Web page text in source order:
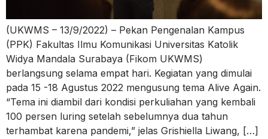
(UKWMS – 13/9/2022) – Pekan Pengenalan Kampus
(PPK) Fakultas Ilmu Komunikasi Universitas Katolik
Widya Mandala Surabaya (Fikom UKWMS)
berlangsung selama empat hari. Kegiatan yang dimulai
pada 15 -18 Agustus 2022 mengusung tema Alive Again.
“Tema ini diambil dari kondisi perkuliahan yang kembali
100 persen luring setelah sebelumnya dua tahun
terhambat karena pandemi,” jelas Grishiella Liwang, […]